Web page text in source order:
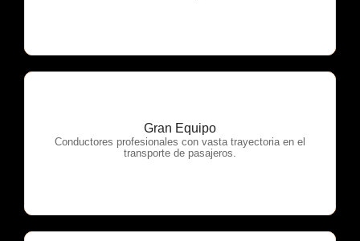
Gran Equipo
Conductores profesionales con vasta trayectoria en el
transporte de pasajeros.
OTP Servicios